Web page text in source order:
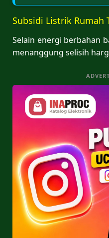
Subsidi Listrik Rumah
Selain energi berbahan
menanggung selisih